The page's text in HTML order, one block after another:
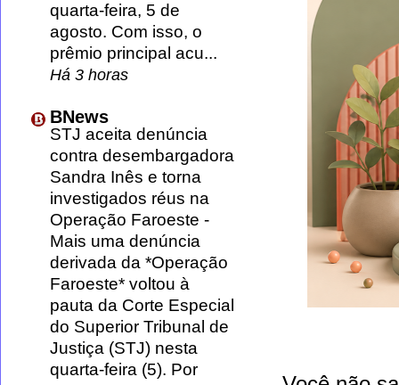
quarta-feira, 5 de
agosto. Com isso, o
prêmio principal acu...
Há 3 horas
BNews
STJ aceita denúncia
contra desembargadora
Sandra Inês e torna
investigados réus na
Operação Faroeste -
Mais uma denúncia
derivada da *Operação
Faroeste* voltou à
pauta da Corte Especial
do Superior Tribunal de
Justiça (STJ) nesta
quarta-feira (5). Por